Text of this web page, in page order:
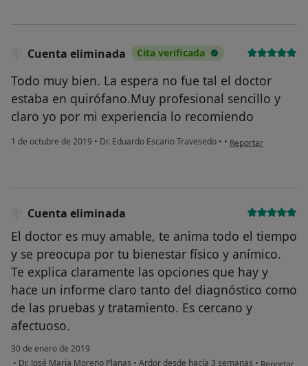
Cuenta eliminada Cita verificada
Todo muy bien. La espera no fue tal el doctor
estaba en quirófano.Muy profesional sencillo y
claro yo por mi experiencia lo recomiendo
1 de octubre de 2019 • Dr. Eduardo Escario Travesedo • • en opinión del
Reportar
Cuenta eliminada
El doctor es muy amable, te anima todo el tiempo
y se preocupa por tu bienestar físico y anímico.
Te explica claramente las opciones que hay y
hace un informe claro tanto del diagnóstico como
de las pruebas y tratamiento. Es cercano y
afectuoso.
30 de enero de 2019
• Dr. José Maria Moreno Planas • Ardor desde hacía 3 semanas • en opinión